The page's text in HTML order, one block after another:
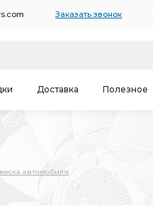
Заказать звонок
Доставка Полезное
автомобиля